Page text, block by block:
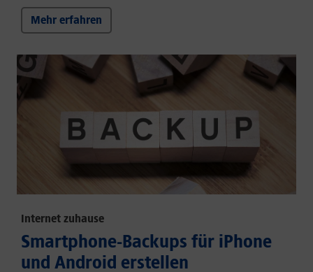
Mehr erfahren
Internet zuhause
Smartphone-Backups für iPhone
und Android erstellen